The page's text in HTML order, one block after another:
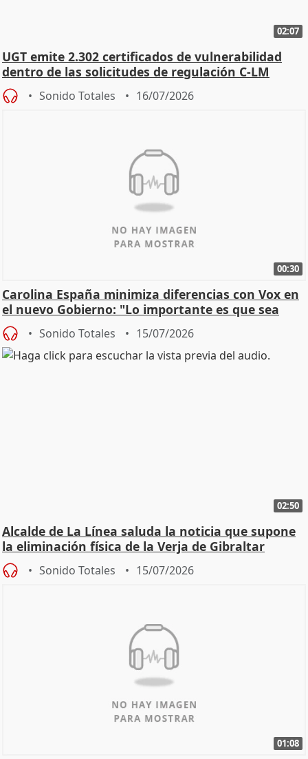
02:07
UGT emite 2.302 certificados de vulnerabilidad
dentro de las solicitudes de regulación C-LM
Sonido Totales 16/07/2026
00:30
Carolina España minimiza diferencias con Vox en
el nuevo Gobierno: "Lo importante es que sea
una leg
Sonido Totales 15/07/2026
02:50
Alcalde de La Línea saluda la noticia que supone
la eliminación física de la Verja de Gibraltar
Sonido Totales 15/07/2026
01:08